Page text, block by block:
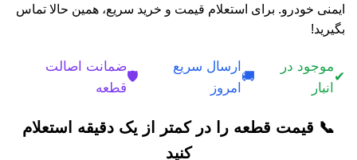
ایمنی خودرو. برای استعلام قیمت و خرید سریع، همین حالا تماس
بگیرید!
✔
موجود در
انبار
🚚
ارسال سریع
امروز
🛡️
ضمانت اصالت
قطعه
📞 قیمت قطعه را در کمتر از یک دقیقه استعلام
کنید